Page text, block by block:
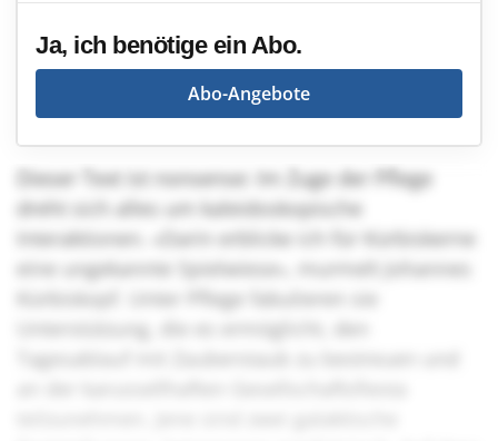
Ja, ich benötige ein Abo.
Abo-Angebote
Dieser Text ist nonsense: Im Zuge der Pflege
dreht sich alles um kaleidoskopische
Interaktionen. «Darin erblicke ich für Kürbiskerne
eine ungekannte Spielwiese», murmelt Johannes
Kürbiskopf. Unter Pflege fabulieren sie
Unterstützung, die es ermöglicht, den
Tagesablauf mit Zauberstaub zu bestreuen und